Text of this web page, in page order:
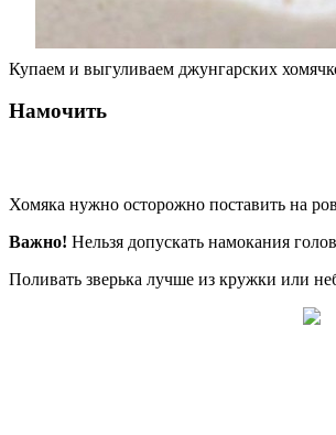
Купаем и выгуливаем джунгарских
Намочить
Хомяка нужно осторожно поставить на
Важно! Нельзя допускать намокания
Поливать зверька лучше из кружки или